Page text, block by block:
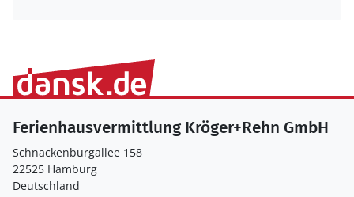
Ferienhausvermittlung Kröger+Rehn GmbH
Schnackenburgallee 158
22525 Hamburg
Deutschland